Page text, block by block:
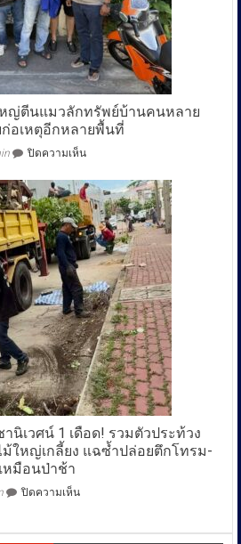
ท่วม
ดิน
ถล่ม
ส่วน
ที่
เกี่ยว
ข้องฯ
29
ก.ค.นี้
ญ่ตีนแมวลักทรัพย์บ้านคนหลาย
อเหตุอีกหลายพื้นที่
ปิดความเห็นบน
มักกะสัน
รวบ
หนุ่ม
ใหญ่
ตีน
แมว
ลัก
ทรัพย์
บ้าน
คน
หลาย
แห่ง
ย่าน
พระราม
9
ก่อ
เหตุ
นิเวศน์ 1 เดือด! รวมตัวประท้วง
ม้ใหญ่เกลี้ยง แฉซ้ำปล่อยตึกโทรม-
หมือนป่าช้า
ปิดความเห็นบน